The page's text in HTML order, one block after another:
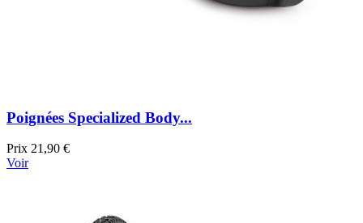
Poignées Specialized Body...
Prix 21,90 €
Voir